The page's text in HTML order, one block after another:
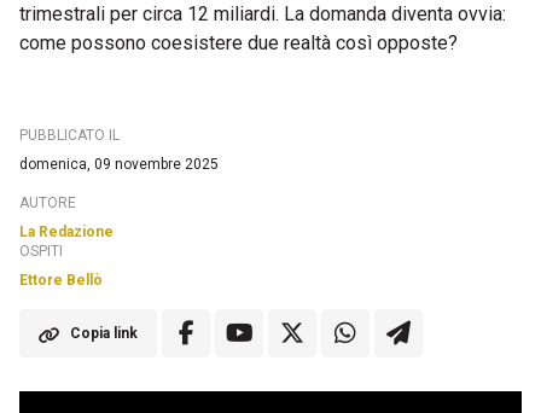
trimestrali per circa 12 miliardi. La domanda diventa ovvia:
come possono coesistere due realtà così opposte?
PUBBLICATO IL
domenica, 09 novembre 2025
AUTORE
La Redazione
OSPITI
Ettore Bellò
Copia link